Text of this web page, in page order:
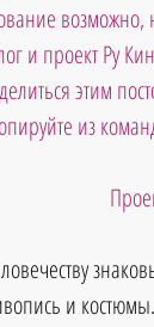
возможно,
и проект Ру
этим
и костюмы.